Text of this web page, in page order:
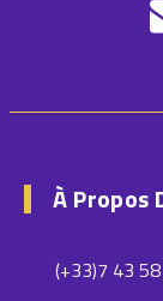
À Propos
(+33)7 43